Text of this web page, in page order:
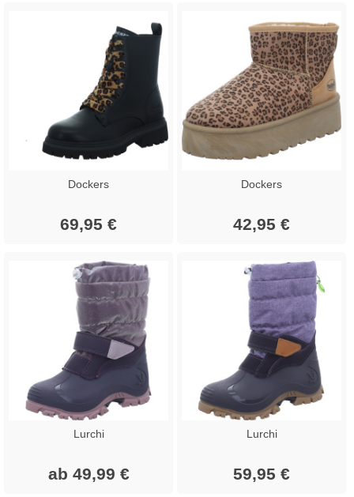
Dockers
69,95 €
Dockers
42,95 €
Lurchi
ab 49,99 €
Lurchi
59,95 €